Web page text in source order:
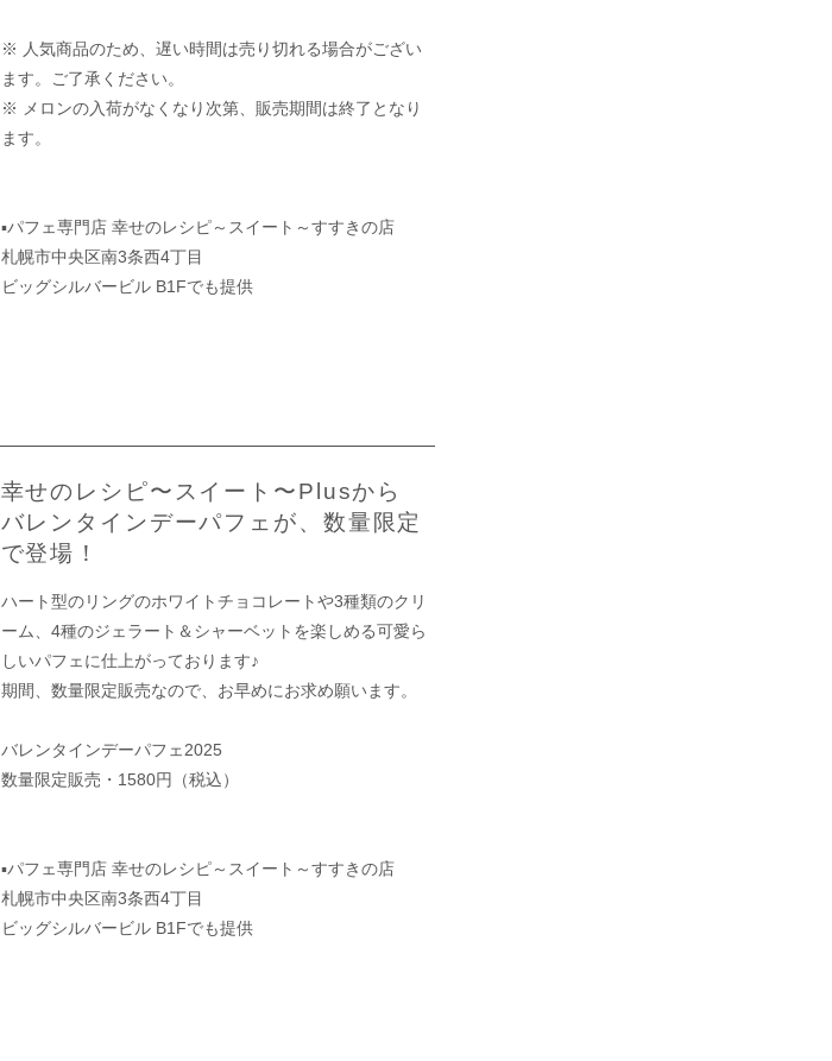
※ 人気商品のため、遅い時間は売り切れる場合がござい
ます。ご了承ください。
※ メロンの入荷がなくなり次第、販売期間は終了となり
ます。
▪︎パフェ専門店 幸せのレシピ～スイート～すすきの店
札幌市中央区南3条西4丁目
ビッグシルバービル B1Fでも提供
幸せのレシピ〜スイート〜Plusから
バレンタインデーパフェが、数量限定
で登場！
ハート型のリングのホワイトチョコレートや3種類のクリ
ーム、4種のジェラート＆シャーベットを楽しめる可愛ら
しいパフェに仕上がっております♪
期間、数量限定販売なので、お早めにお求め願います。
バレンタインデーパフェ2025
数量限定販売・1580円（税込）
▪︎パフェ専門店 幸せのレシピ～スイート～すすきの店
札幌市中央区南3条西4丁目
ビッグシルバービル B1Fでも提供